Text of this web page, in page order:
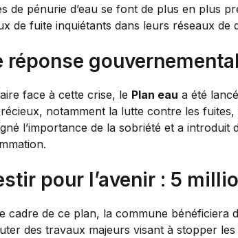
de pénurie d’eau se font de plus en plus
de fuite inquiétants dans leurs réseaux de
réponse
face à cette crise, le Plan eau a été
notamment la lutte contre les fuites,
l’importance de la sobriété et a introduit
pour l’avenir : 5
cadre de ce plan, la commune bénéficiera
des travaux majeurs visant à stopper